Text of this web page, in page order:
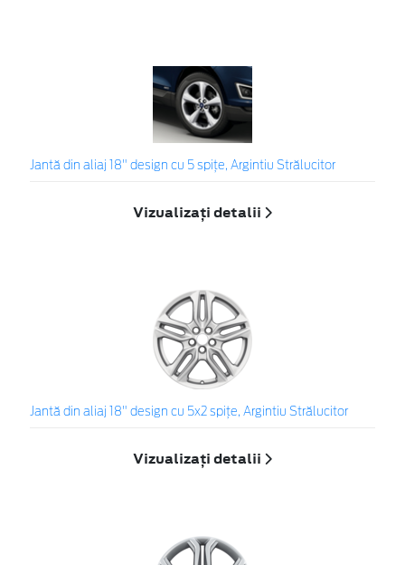
Jantă din aliaj 18" design cu 5 spiţe, Argintiu Strălucitor
Vizualizați detalii
Jantă din aliaj 18" design cu 5x2 spiţe, Argintiu Strălucitor
Vizualizați detalii